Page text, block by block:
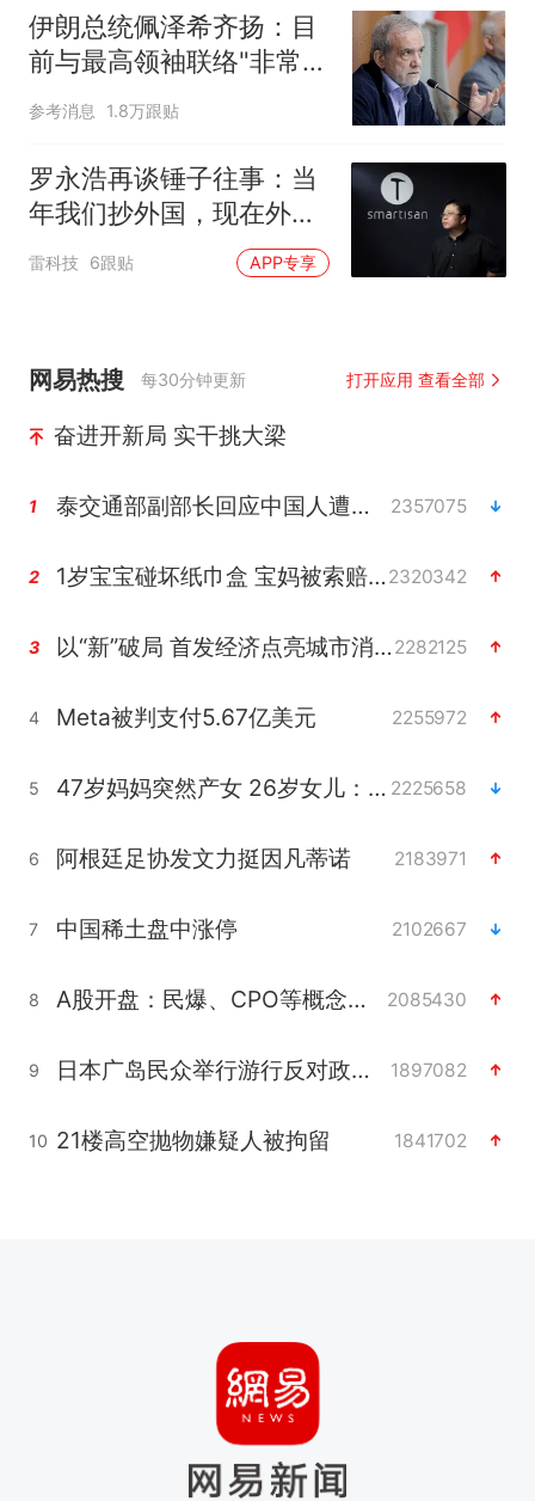
伊朗总统佩泽希齐扬：目
前与最高领袖联络"非常困
难"
参考消息 1.8万跟贴
罗永浩再谈锤子往事：当
年我们抄外国，现在外国
抄我们
雷科技 6跟贴 APP专享
网易热搜 每30分钟更新 打开应用 查看全部
奋进开新局 实干挑大梁
1 泰交通部副部长回应中国人遭歧视手势 2357075
2 1岁宝宝碰坏纸巾盒 宝妈被索赔924元2320342
3 以“新”破局 首发经济点亮城市消费活力2282125
4 Meta被判支付5.67亿美元 2255972
5 47岁妈妈突然产女 26岁女儿：很震惊 2225658
6 阿根廷足协发文力挺因凡蒂诺 2183971
7 中国稀土盘中涨停 2102667
8 A股开盘：民爆、CPO等概念走强 2085430
9 日本广岛民众举行游行反对政府行径 1897082
10 21楼高空抛物嫌疑人被拘留 1841702